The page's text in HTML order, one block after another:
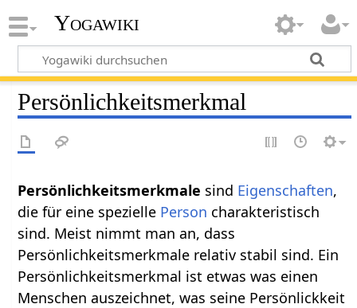
Yogawiki
Persönlichkeitsmerkmal
Persönlichkeitsmerkmale sind Eigenschaften,
die für eine spezielle Person charakteristisch
sind. Meist nimmt man an, dass
Persönlichkeitsmerkmale relativ stabil sind. Ein
Persönlichkeitsmerkmal ist etwas was einen
Menschen auszeichnet, was seine Persönlickkeit